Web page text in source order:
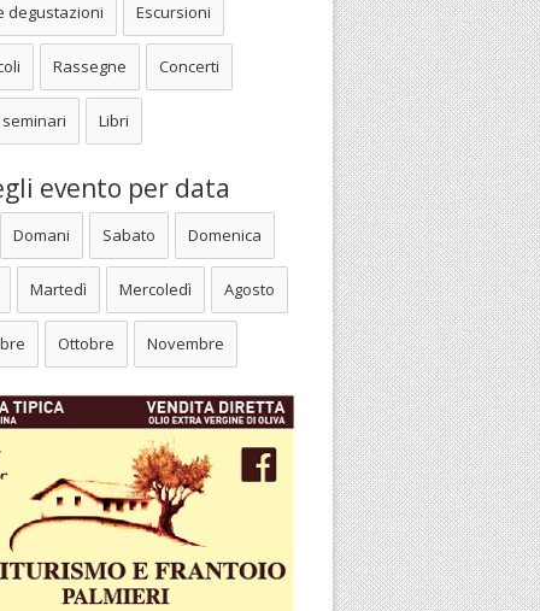
degustazioni Escursioni
Rassegne Concerti
Libri
evento per data
Domani Sabato Domenica
Martedì Mercoledì Agosto
Ottobre Novembre